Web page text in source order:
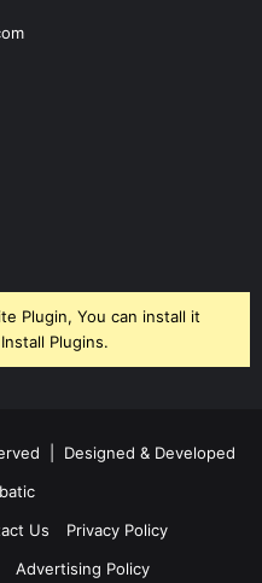
Plugin, You can install it
Plugins.
| Designed & Developed
Us
Privacy Policy
Advertising Policy